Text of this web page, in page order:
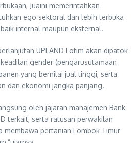
Juaini memerintahkan
ego sektoral dan lebih terbuka
internal maupun eksternal.
UPLAND Lotim akan dipatok
gender (pengarusutamaan
yang bernilai jual tinggi, serta
dan ekonomi jangka panjang.
oleh jajaran manajemen Bank
terkait, serta ratusan perwakilan
membawa pertanian Lombok Timur